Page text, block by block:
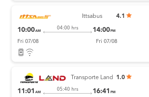
Ittsabus 4.1
10:00AM
04:00 hrs 14:00 PM
Fri 07/08 Fri 07/08
Transporte Land 1.0
11:01 AM
05:40 hrs 16:41 PM